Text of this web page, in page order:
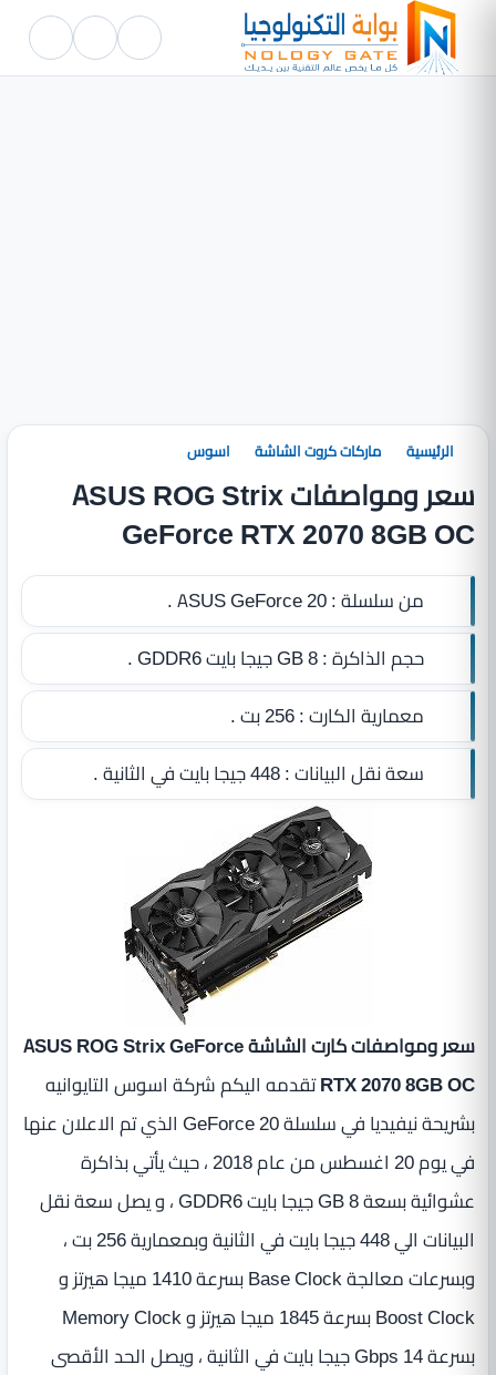
الرئيسية ماركات كروت الشاشة اسوس
سعر ومواصفات ASUS ROG Strix
GeForce RTX 2070 8GB OC
من سلسلة :ASUS GeForce 20 .
حجم الذاكرة :8 GB جيجا بايت GDDR6
.
معمارية الكارت :256 بت .
سعة نقل البيانات :448 جيجا بايت في الثانية .
سعر ومواصفات كارت الشاشة ASUS ROG Strix GeForce
RTX 2070 8GB OCتقدمه اليكم شركة اسوس التايوانيه
بشريحة نيفيديا في سلسلة GeForce 20 الذي تم الاعلان عنها
في يوم 20 اغسطس من عام 2018 ، حيث يأتي بذاكرة
عشوائية بسعة 8 GB جيجا بايت GDDR6 ، و يصل سعة نقل
البيانات الي 448 جيجا بايت في الثانية وبمعمارية 256 بت ،
وبسرعات معالجة Base Clock بسرعة 1410 ميجا هيرتز و
Boost Clock بسرعة 1845 ميجا هيرتز و Memory Clock
بسرعة 14 Gbps جيجا بايت في الثانية ، ويصل الحد الأقصى